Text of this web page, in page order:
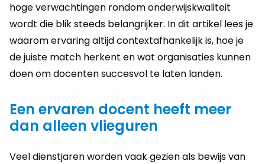
hoge verwachtingen rondom onderwijskwaliteit
wordt die blik steeds belangrijker. In dit artikel lees je
waarom ervaring altijd contextafhankelijk is, hoe je
de juiste match herkent en wat organisaties kunnen
doen om docenten succesvol te laten landen.
Een ervaren docent heeft meer
dan alleen vlieguren
Veel dienstjaren worden vaak gezien als bewijs van